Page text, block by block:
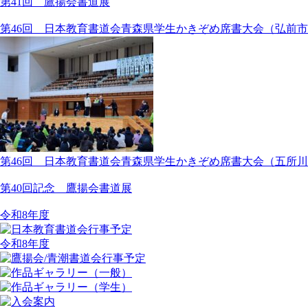
第46回 日本教育書道会青森県学生かきぞめ席書大会（弘前市
第46回 日本教育書道会青森県学生かきぞめ席書大会（五所川
第40回記念 鷹揚会書道展
令和8年度
令和8年度